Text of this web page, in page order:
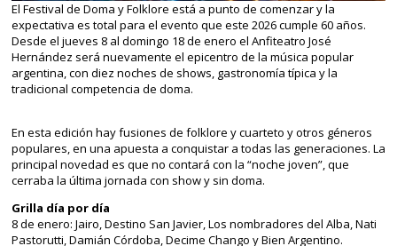
El Festival de Doma y Folklore está a punto de comenzar y la
expectativa es total para el evento que este 2026 cumple 60 años.
Desde el jueves 8 al domingo 18 de enero el Anfiteatro José
Hernández será nuevamente el epicentro de la música popular
argentina, con diez noches de shows, gastronomía típica y la
tradicional competencia de doma.
En esta edición hay fusiones de folklore y cuarteto y otros géneros
populares, en una apuesta a conquistar a todas las generaciones. La
principal novedad es que no contará con la “noche joven”, que
cerraba la última jornada con show y sin doma.
Grilla día por día
8 de enero: Jairo, Destino San Javier, Los nombradores del Alba, Nati
Pastorutti, Damián Córdoba, Decime Chango y Bien Argentino.